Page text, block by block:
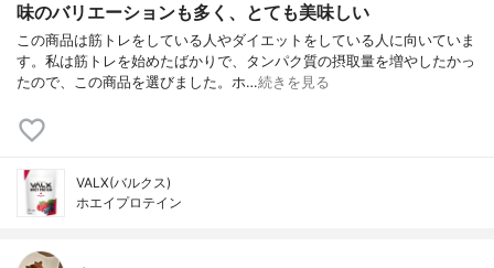
味のバリエーションも多く、とても美味しい
この商品は筋トレをしている人やダイエットをしている人に向いていま
す。私は筋トレを始めたばかりで、タンパク質の摂取量を増やしたかっ
たので、この商品を選びました。ホ…続きを見る
VALX(バルクス)
ホエイプロテイン